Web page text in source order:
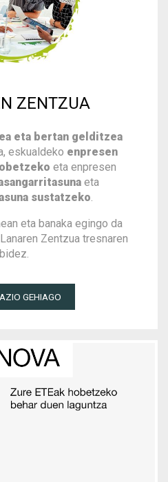
ZENTZUA
eta bertan gelditzea
eskualdeko enpresen
eta enpresen
eta
sustatzeko
eta banaka egingo da
Zentzua tresnaren
bidez.
GEHIAGO